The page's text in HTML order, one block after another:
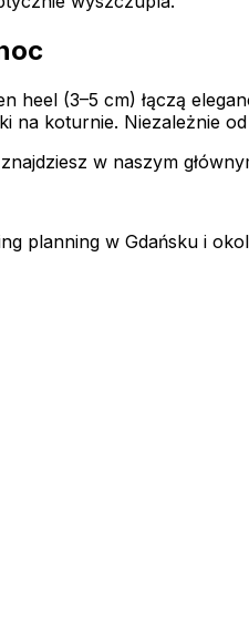
heel (3–5 cm) łączą
na koturnie. Niezależnie
w naszym
planning w Gdańsku i